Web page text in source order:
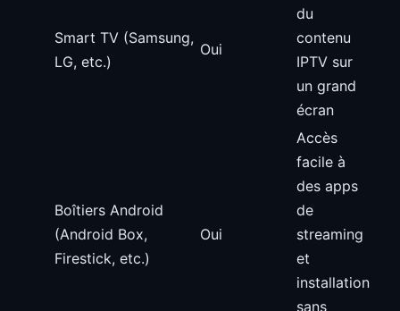
Smart TV (Samsung,
LG, etc.)
Oui
du
contenu
IPTV sur
un grand
écran
Boîtiers Android
(Android Box,
Firestick, etc.)
Oui
Accès
facile à
des apps
de
streaming
et
installation
sans